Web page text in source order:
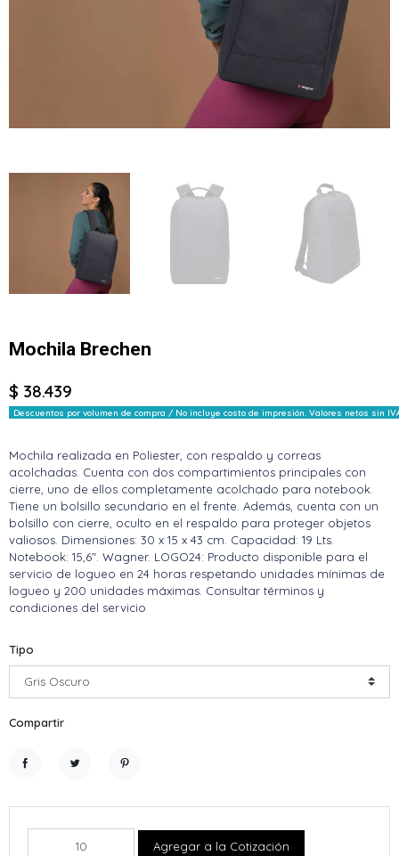
Mochila Brechen
$ 38.439
Descuentos por volumen de compra / No incluye costo de impresión. Valores netos sin
Mochila realizada en Poliester, con respaldo y correas
acolchadas. Cuenta con dos compartimientos principales con
cierre, uno de ellos completamente acolchado para notebook.
Tiene un bolsillo secundario en el frente. Además, cuenta con un
bolsillo con cierre, oculto en el respaldo para proteger objetos
valiosos. Dimensiones: 30 x 15 x 43 cm. Capacidad: 19 Lts.
Notebook: 15,6". Wagner. LOGO24: Producto disponible para el
servicio de logueo en 24 horas respetando unidades mínimas de
logueo y 200 unidades máximas. Consultar términos y
condiciones del servicio
Tipo
Compartir
Agregar a la Cotización